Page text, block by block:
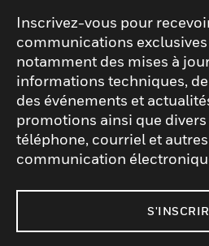
Inscrivez-vous pour
communications
notamment des mises à
informations techniques,
des événements et
promotions ainsi que
téléphone, courriel et
communication